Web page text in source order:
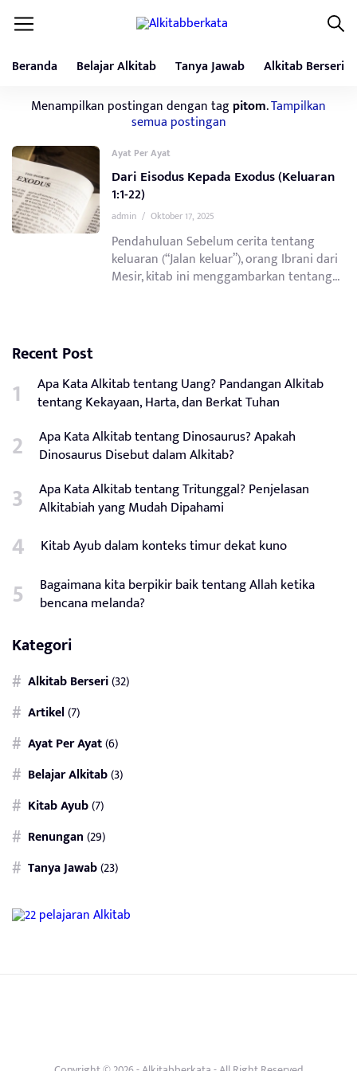
Beranda Belajar Alkitab Tanya Jawab Alkitab Berseri
Menampilkan postingan dengan tagpitom.Tampilkan
semua postingan
Ayat Per Ayat
Dari Eisodus Kepada Exodus (Keluaran
1:1-22)
admin / Oktober 17, 2025
Pendahuluan Sebelum cerita tentang
keluaran (“Jalan keluar”), orang Ibrani dari
Mesir, kitab ini menggambarkan tentang...
Recent Post
Apa Kata Alkitab tentang Uang? Pandangan Alkitab
tentang Kekayaan, Harta, dan Berkat Tuhan
Apa Kata Alkitab tentang Dinosaurus? Apakah
Dinosaurus Disebut dalam Alkitab?
Apa Kata Alkitab tentang Tritunggal? Penjelasan
Alkitabiah yang Mudah Dipahami
Kitab Ayub dalam konteks timur dekat kuno
Bagaimana kita berpikir baik tentang Allah ketika
bencana melanda?
Kategori
Alkitab Berseri(32)
Artikel(7)
Ayat Per Ayat(6)
Belajar Alkitab(3)
Kitab Ayub(7)
Renungan(29)
Tanya Jawab(23)